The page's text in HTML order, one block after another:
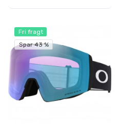
Fri fragt
Spar 43 %